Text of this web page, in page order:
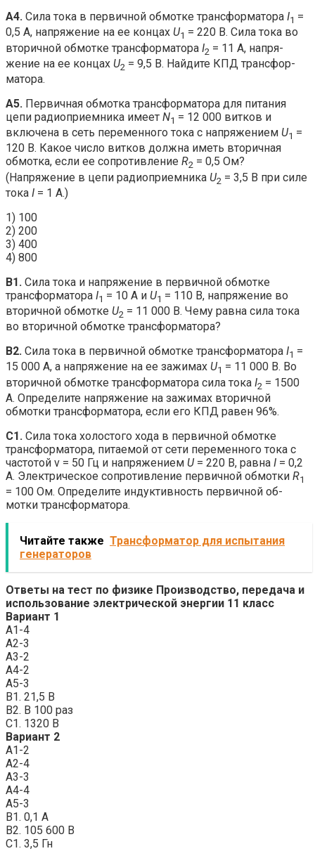
А4. Сила тока в первичной обмотке трансформатора I1 =
0,5 А, напряжение на ее концах U1 = 220 В. Сила тока во
вторичной обмотке трансформатора I2 = 11 А, напря­
жение на ее концах U2 = 9,5 В. Найдите КПД трансфор­
матора.
A5. Первичная обмотка трансформатора для питания
цепи радиоприемника имеет N1 = 12 000 витков и
включена в сеть переменного тока с напряжением U1 =
120 В. Какое число витков должна иметь вторичная
обмотка, если ее сопротивление R2 = 0,5 Ом?
(Напряжение в цепи радиоприемника U2 = 3,5 В при силе
тока I = 1 А.)
1) 100
2) 200
3) 400
4) 800
B1. Сила тока и напряжение в первичной обмотке
трансформатора I1 = 10 А и U1 = 110 В, напряжение во
вторич­ной обмотке U2 = 11 000 В. Чему равна сила тока
во вто­ричной обмотке трансформатора?
В2. Сила тока в первичной обмотке трансформатора I1 =
15 000 А, а напряжение на ее зажимах U1 = 11 000 В. Во
вторичной обмотке трансформатора сила тока I2 = 1500
А. Определите напряжение на зажимах вторич­ной
обмотки трансформатора, если его КПД равен 96%.
C1. Сила тока холостого хода в первичной обмотке
транс­форматора, питаемой от сети переменного тока с
часто­той ν = 50 Гц и напряжением U= 220 В, равна I = 0,2
А. Электрическое сопротивление первичной обмотки R1
= 100 Ом. Определите индуктивность первичной об­
мотки трансформатора.
Читайте также Трансформатор для испытания
генераторов
Ответы на тест по физике Производство, передача и
использование электрической энергии 11 класс
Вариант 1
А1-4
А2-3
А3-2
А4-2
А5-3
В1. 21,5 В
В2. В 100 раз
С1. 1320 В
Вариант 2
А1-2
А2-4
А3-3
А4-4
А5-3
В1. 0,1 А
В2. 105 600 В
С1. 3,5 Гн